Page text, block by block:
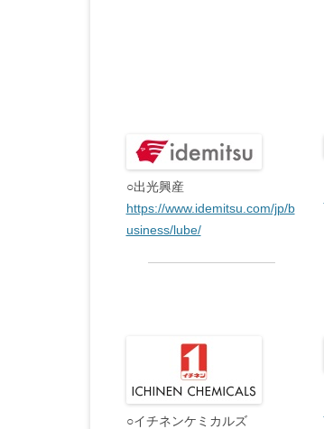
○出光興産
https://www.idemitsu.com/jp/b
usiness/lube/
○イチネンケミカルズ